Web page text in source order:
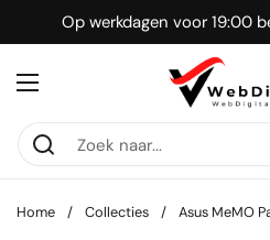
Ga naar content
Op werkdagen voor 19:00
Menu openen
Home / Collecties / Asus MeMO